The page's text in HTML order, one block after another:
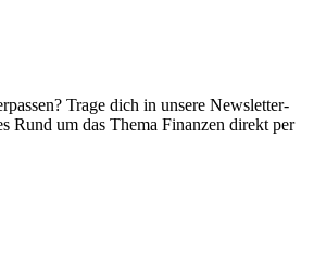
Trage dich in unsere Newsletter-
Rund um das Thema Finanzen direkt per